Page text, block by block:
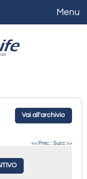
Vai all'archivio
<< Prec::Succ >>